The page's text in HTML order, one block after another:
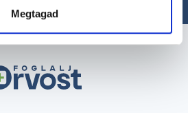
Megtagad